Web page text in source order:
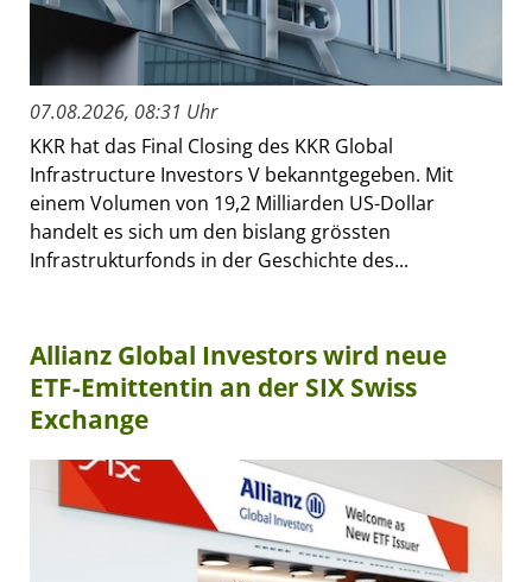
07.08.2026, 08:31 Uhr
KKR hat das Final Closing des KKR Global
Infrastructure Investors V bekanntgegeben. Mit
einem Volumen von 19,2 Milliarden US-Dollar
handelt es sich um den bislang grössten
Infrastrukturfonds in der Geschichte des...
Allianz Global Investors wird neue
ETF-Emittentin an der SIX Swiss
Exchange